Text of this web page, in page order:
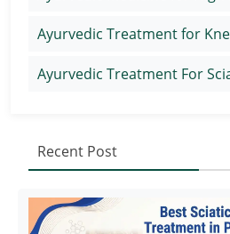
Ayurvedic Treatment for
Ayurvedic Treatment For
Recent Post